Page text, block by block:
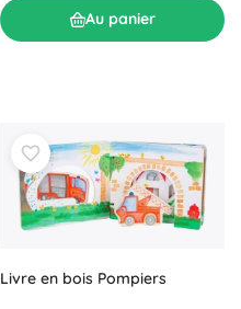
Au panier
Livre en bois Pompiers